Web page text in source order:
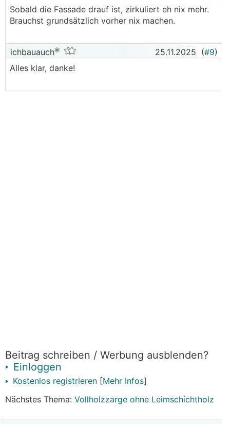
Sobald die Fassade drauf ist, zirkuliert eh nix mehr.
Brauchst grundsätzlich vorher nix machen.
ichbauauch 25.11.2025 (#9)
Alles klar, danke!
Beitrag schreiben / Werbung ausblenden?
Einloggen
Kostenlos registrieren [Mehr Infos]
Nächstes Thema: Vollholzzarge ohne Leimschichtholz